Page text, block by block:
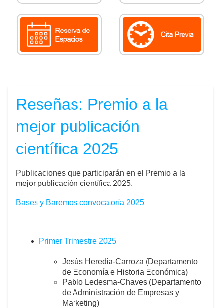
Reseñas: Premio a la
mejor publicación
científica 2025
Publicaciones que participarán en el Premio a la
mejor publicación científica 2025.
Bases y Baremos convocatoría 2025
Primer Trimestre 2025
Jesús Heredia-Carroza (Departamento
de Economía e Historia Económica)
Pablo Ledesma-Chaves (Departamento
de Administración de Empresas y
Marketing)